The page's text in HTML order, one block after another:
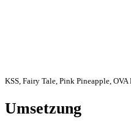
KSS, Fairy Tale, Pink Pineapple, OVA
Umsetzung